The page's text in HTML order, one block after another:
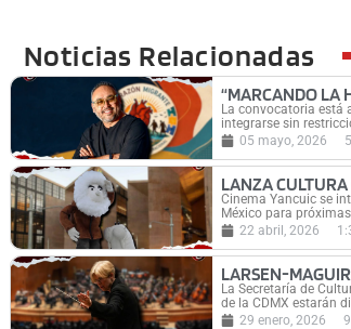
Noticias Relacionadas
“MARCANDO LA
La convocatoria está
integrarse sin
05 mayo, 2026
LANZA
Cinema Yancuic se
México para
22 abril, 2026
LARSEN-
La Secretaría de
de la CDMX estarán
29 enero, 2026